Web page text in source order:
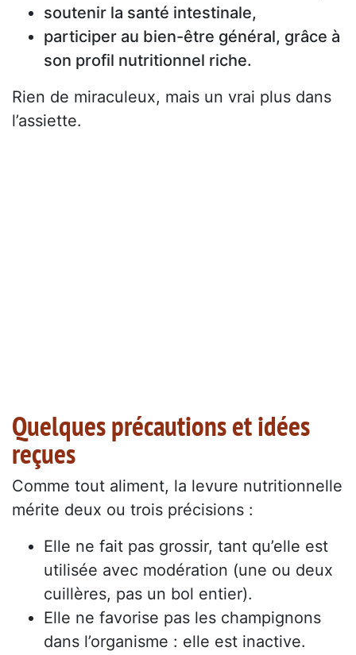
soutenir la santé intestinale,
participer au bien-être général, grâce à
son profil nutritionnel riche.
Rien de miraculeux, mais un vrai plus dans
l’assiette.
Quelques précautions et idées
reçues
Comme tout aliment, la levure nutritionnelle
mérite deux ou trois précisions :
Elle ne fait pas grossir, tant qu’elle est
utilisée avec modération (une ou deux
cuillères, pas un bol entier).
Elle ne favorise pas les champignons
dans l’organisme : elle est inactive.